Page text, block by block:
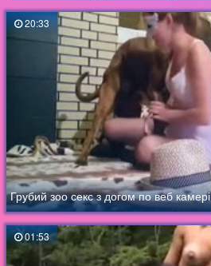
20:33
Грубий зоо секс з догом по веб камері
01:53